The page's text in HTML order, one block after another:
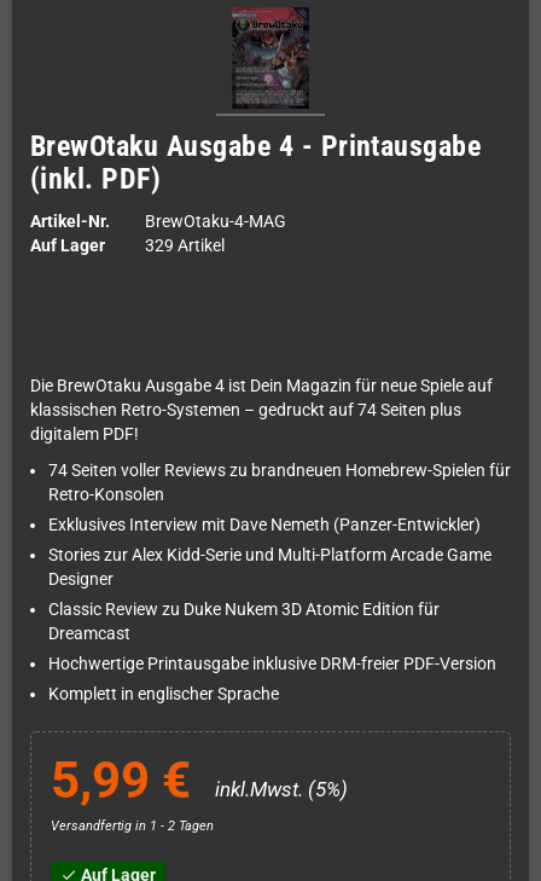
BrewOtaku Ausgabe 4 - Printausgabe
(inkl. PDF)
Artikel-Nr.
BrewOtaku-4-MAG
Auf Lager
329 Artikel
Die BrewOtaku Ausgabe 4 ist Dein Magazin für neue Spiele auf
klassischen Retro-Systemen – gedruckt auf 74 Seiten plus
digitalem PDF!
74 Seiten voller Reviews zu brandneuen Homebrew-Spielen für
Retro-Konsolen
Exklusives Interview mit Dave Nemeth (Panzer-Entwickler)
Stories zur Alex Kidd-Serie und Multi-Platform Arcade Game
Designer
Classic Review zu Duke Nukem 3D Atomic Edition für
Dreamcast
Hochwertige Printausgabe inklusive DRM-freier PDF-Version
Komplett in englischer Sprache
5,99 € inkl.Mwst. (5%)
Versandfertig in 1 - 2 Tagen
check Auf Lager